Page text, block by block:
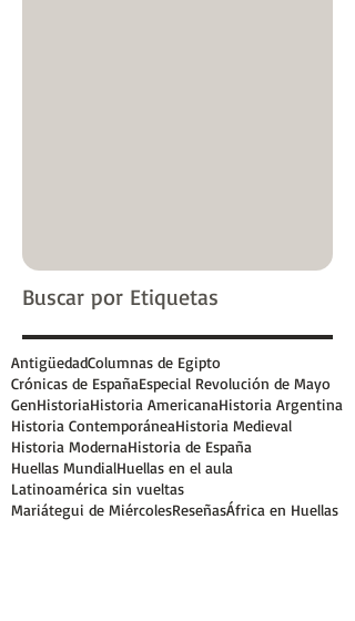
Buscar por Etiquetas
AntigüedadColumnas de Egipto
Crónicas de EspañaEspecial Revolución de Mayo
GenHistoriaHistoria AmericanaHistoria Argentina
Historia ContemporáneaHistoria Medieval
Historia ModernaHistoria de España
Huellas MundialHuellas en el aula
Latinoamérica sin vueltas
Mariátegui de MiércolesReseñasÁfrica en Huellas